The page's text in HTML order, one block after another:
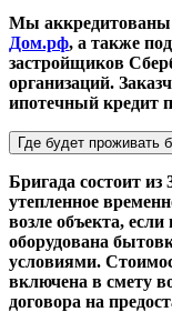
Мы аккредитованы
Дом.рф, а также
застройщиков
организаций.
ипотечный кредит
Где будет проживать
Бригада состоит из
утепленное
возле объекта,
оборудована
условиями.
включена в смету
договора на